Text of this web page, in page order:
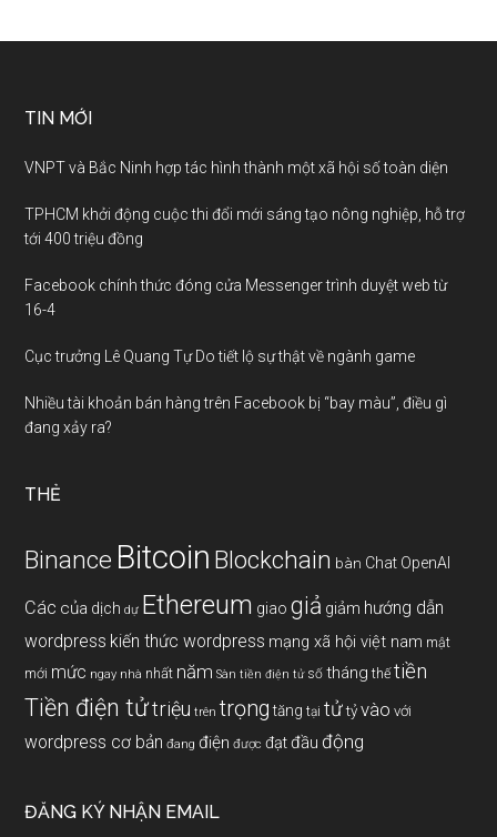
TIN MỚI
VNPT và Bắc Ninh hợp tác hình thành một xã hội số toàn diện
TPHCM khởi động cuộc thi đổi mới sáng tạo nông nghiệp, hỗ trợ
tới 400 triệu đồng
Facebook chính thức đóng cửa Messenger trình duyệt web từ
16-4
Cục trưởng Lê Quang Tự Do tiết lộ sự thật về ngành game
Nhiều tài khoản bán hàng trên Facebook bị “bay màu”, điều gì
đang xảy ra?
THẺ
Binance Bitcoin Blockchain bàn Chat OpenAI
Các của dịch dự Ethereum giao giả giảm hướng dẫn
wordpress kiến thức wordpress mạng xã hội việt nam mật
mới mức ngay nhà nhất năm Sàn tiền điện tử số tháng thế tiền
Tiền điện tửtriệu trên trọng tăng tại tử tỷ vào với
wordpress cơ bản đang điện được đạtđầu động
ĐĂNG KÝ NHẬN EMAIL